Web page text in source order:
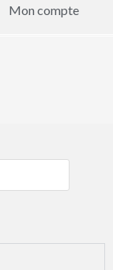
Mon compte